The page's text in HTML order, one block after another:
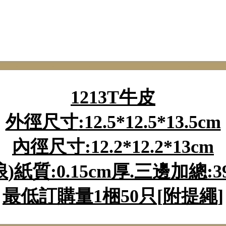
1213T牛皮
外徑尺寸:12.5*12.5*13.5cm
內徑尺寸:12.2*12.2*13cm
)紙質:0.15cm厚.三邊加總
最低訂購量1梱50只[附提繩]